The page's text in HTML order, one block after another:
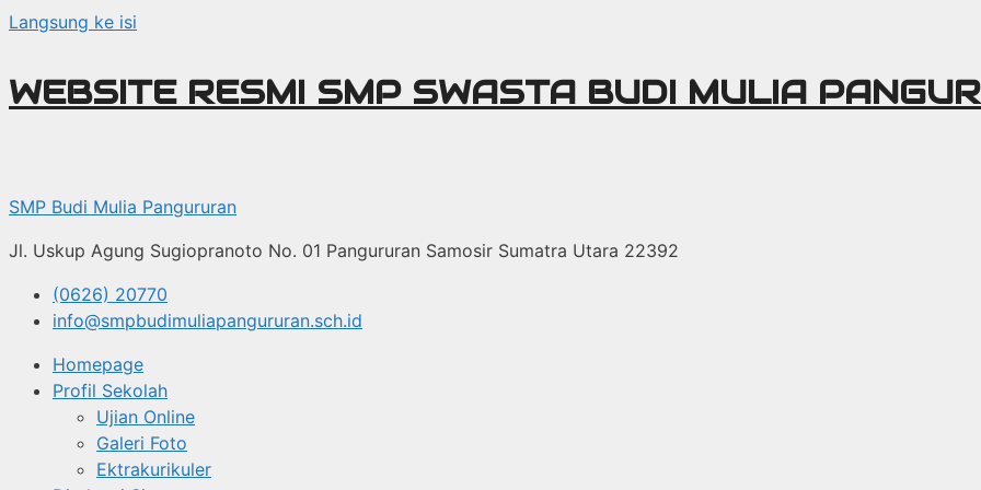
Langsung ke isi
WEBSITE RESMI SMP SWASTA BUDI MULIA
SMP Budi Mulia Pangururan
Jl. Uskup Agung Sugiopranoto No. 01 Pangururan Samosir Sumatra Utara 22392
(0626) 20770
info@smpbudimuliapangururan.sch.id
Homepage
Profil Sekolah
Ujian Online
Galeri Foto
Ektrakurikuler